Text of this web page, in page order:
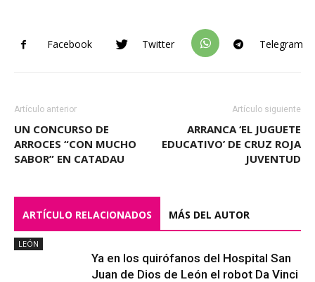
Facebook Twitter Telegram
Artículo anterior
UN CONCURSO DE
ARROCES “CON MUCHO
SABOR” EN CATADAU
Artículo siguiente
ARRANCA ‘EL JUGUETE
EDUCATIVO’ DE CRUZ ROJA
JUVENTUD
ARTÍCULO RELACIONADOS MÁS DEL AUTOR
LEÓN
Ya en los quirófanos del Hospital San
Juan de Dios de León el robot Da Vinci